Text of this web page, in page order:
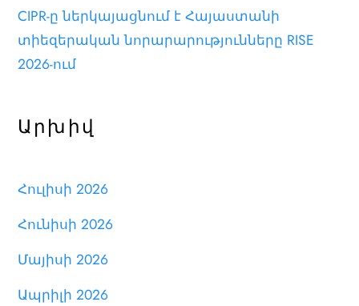
CIPR-ը ներկայացնում է Հայաստանի
տիեզերական նորարարությունները RISE
2026-ում
Արխիվ
Հուլիսի 2026
Հունիսի 2026
Մայիսի 2026
Ապրիլի 2026